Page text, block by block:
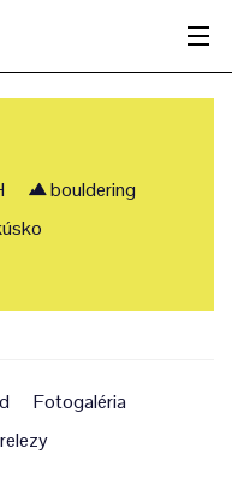
bouldering
Fotogaléria